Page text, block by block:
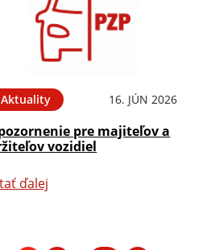
Aktuality 16. JÚN 2026
pre majiteľov a
vozidiel
ďalej